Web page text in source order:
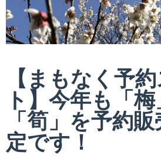
【まもなく予
ト】今年も「梅
「筍」を予約
定です！